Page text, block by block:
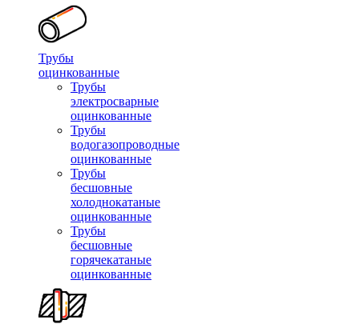
Трубы
оцинкованные
Трубы
электросварные
оцинкованные
Трубы
водогазопроводные
оцинкованные
Трубы
бесшовные
холоднокатаные
оцинкованные
Трубы
бесшовные
горячекатаные
оцинкованные